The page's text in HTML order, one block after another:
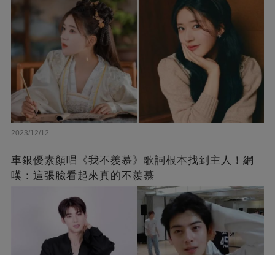
2023/12/12
車銀優素顏唱《我不羨慕》歌詞根本找到主人！網
嘆：這張臉看起來真的不羨慕